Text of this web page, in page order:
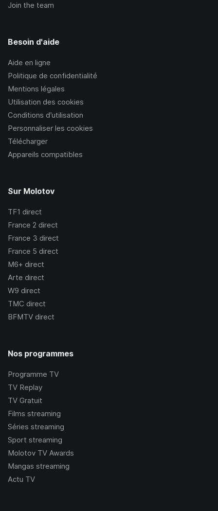
Join the team
Besoin d'aide
Aide en ligne
Politique de confidentialité
Mentions légales
Utilisation des cookies
Conditions d’utilisation
Personnaliser les cookies
Télécharger
Appareils compatibles
Sur Molotov
TF1 direct
France 2 direct
France 3 direct
France 5 direct
M6+ direct
Arte direct
W9 direct
TMC direct
BFMTV direct
Nos programmes
Programme TV
TV Replay
TV Gratuit
Films streaming
Séries streaming
Sport streaming
Molotov TV Awards
Mangas streaming
Actu TV